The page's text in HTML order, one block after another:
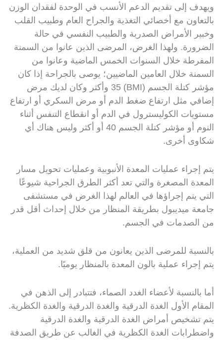
ويهدف إلى تقديم الدعم الأنسب في الوحدة لفقدان الوزن
بالتعاون مع أخصائي التغذية والجراح العام وطبيب القلب
وخبير الأمراض الصدرية والطبيب النفسي في حالة
الضرورة. ولهذا الغرض، المرضى الذين عانوا من السمنة
المفرطة خلال السنوات الخمس الماضية وعانوا من
السمنة خلال العامين الماضيين؛ يوصى بالجراحة إذا كان
مؤشر كتلة الجسم (BMI) 35 وأكثر وكان لديك مرض
إضافي مثل ارتفاع ضغط الدم أو مرض السكري أو ارتفاع
مستويات الكوليسترول في الدم أو انقطاع التنفس أثناء
النوم أو مؤشر كتلة الجسم 40 أو أكثر وليس هناك أي
شكاوى أخرى.
يتم إجراء عمليات المعدة الأنبوبية وعمليات تحويل مسار
المعدة المصغرة والتي تعد أكثر الطرق الجراحية شيوعًا
التي يتم إجراؤها في العالم لهذا الغرض في مستشفى
جامعة ميديبول بطريقة المنظار من خلال إحداث أقل قدر
من الصدمات في الجسم.
بالنسبة للمرضى الذين يعانون من قلق شديد من العملية،
يتم إجراء عملية بالون المعدة بالمنظار يوميًا.
أما بالنسبة لأعضاء الغدد الصماء، فتتبادر إلى الذهن في
المقام الأول الغدة الدرقية والغدة الدرقية والغدة الكظرية.
يتم تشخيص أمراض الغدة الدرقية والغدة الدرقية
واضطرابات الغدة الكظرية في الغالب عن طريق الصدفة